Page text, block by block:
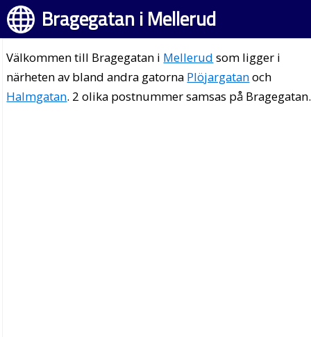
Bragegatan i Mellerud
Välkommen till Bragegatan i Mellerud som ligger i
närheten av bland andra gatorna Plöjargatanoch
Halmgatan. 2 olika postnummer samsas på Bragegatan.